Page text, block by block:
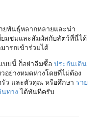
ยพันธุ์หลากหลายและน่า
มชมและสัมผัสกับสัตว์ที่นี่ได้
ารถเข้าร่วมได้
บบนี้ ก็อย่าลืมซื้อ ประกันเดิน
อย่างหมดห่วงโดยที่ไม่ต้อง
รัว และตัวคุณ หรือศึกษา ราย
นทาง ได้ทันทีครับ